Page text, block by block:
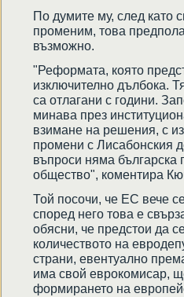
По думите му, след като
променим, това
възможно.
"Реформата, която
изключително дълбока.
са отлагани с години.
минава през
взимане на решения, с
промени с Лисабонския
въпроси няма българска
общество", коментира
Той посочи, че ЕС вече
според него това е
обясни, че предстои да
количеството на
страни, евентуално
има свой еврокомисар,
формирането на